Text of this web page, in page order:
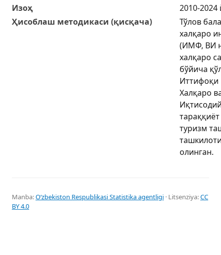
Изоҳ
2010-2024
Ҳисоблаш методикаси (қисқача)
Тўлов
халқаро
(ИМФ, ВИ
халқаро
бўйича
Иттифоқи
Халқаро
туризм
олинган.
Manba:Oʻzbekiston Respublikasi Statistika agentligi · Litsenziya:CC
BY 4.0